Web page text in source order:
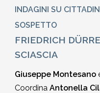
INDAGINI SU
SOSPETTO
FRIEDRICH
SCIASCIA
Giuseppe Montesano
Coordina Antonella
2000-2001
Dal 1993 al 2000